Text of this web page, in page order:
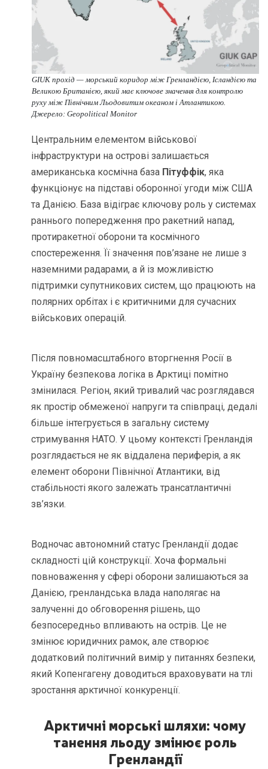
GIUK прохід — морський коридор між Гренландією, Ісландією та
Великою Британією, який має ключове значення для контролю
руху між Північним Льодовитим океаном і Атлантикою.
Джерело: Geopolitical Monitor
Центральним елементом військової
інфраструктури на острові залишається
американська космічна база Пітуффік, яка
функціонує на підставі оборонної угоди між США
та Данією. База відіграє ключову роль у системах
раннього попередження про ракетний напад,
протиракетної оборони та космічного
спостереження. Її значення пов’язане не лише з
наземними радарами, а й із можливістю
підтримки супутникових систем, що працюють на
полярних орбітах і є критичними для сучасних
військових операцій.
Після повномасштабного вторгнення Росії в
Україну безпекова логіка в Арктиці помітно
змінилася. Регіон, який тривалий час розглядався
як простір обмеженої напруги та співпраці, дедалі
більше інтегрується в загальну систему
стримування НАТО. У цьому контексті Гренландія
розглядається не як віддалена периферія, а як
елемент оборони Північної Атлантики, від
стабільності якого залежать трансатлантичні
зв’язки.
Водночас автономний статус Гренландії додає
складності цій конструкції. Хоча формальні
повноваження у сфері оборони залишаються за
Данією, гренландська влада наполягає на
залученні до обговорення рішень, що
безпосередньо впливають на острів. Це не
змінює юридичних рамок, але створює
додатковий політичний вимір у питаннях безпеки,
який Копенгагену доводиться враховувати на тлі
зростання арктичної конкуренції.
Арктичні морські шляхи: чому
танення льоду змінює роль
Гренландії